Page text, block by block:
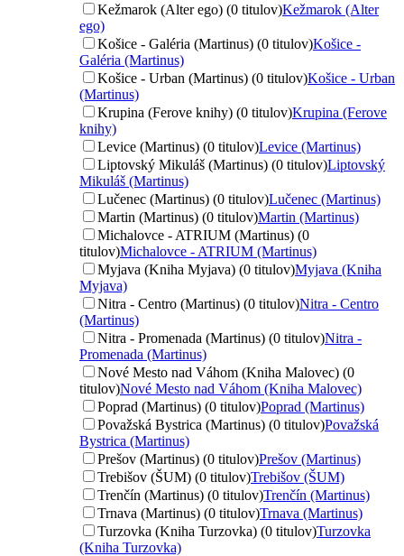
Kežmarok (Alter ego) (0 titulov)Kežmarok (Alter
ego)
Košice - Galéria (Martinus) (0 titulov)Košice -
Galéria (Martinus)
Košice - Urban (Martinus) (0 titulov)Košice - Urban
(Martinus)
Krupina (Ferove knihy) (0 titulov)Krupina (Ferove
knihy)
Levice (Martinus) (0 titulov)Levice (Martinus)
Liptovský Mikuláš (Martinus) (0 titulov)Liptovský
Mikuláš (Martinus)
Lučenec (Martinus) (0 titulov)Lučenec (Martinus)
Martin (Martinus) (0 titulov)Martin (Martinus)
Michalovce - ATRIUM (Martinus) (0
titulov)Michalovce - ATRIUM (Martinus)
Myjava (Kniha Myjava) (0 titulov)Myjava (Kniha
Myjava)
Nitra - Centro (Martinus) (0 titulov)Nitra - Centro
(Martinus)
Nitra - Promenada (Martinus) (0 titulov)Nitra -
Promenada (Martinus)
Nové Mesto nad Váhom (Kniha Malovec) (0
titulov)Nové Mesto nad Váhom (Kniha Malovec)
Poprad (Martinus) (0 titulov)Poprad (Martinus)
Považská Bystrica (Martinus) (0 titulov)Považská
Bystrica (Martinus)
Prešov (Martinus) (0 titulov)Prešov (Martinus)
Trebišov (ŠUM) (0 titulov)Trebišov (ŠUM)
Trenčín (Martinus) (0 titulov)Trenčín (Martinus)
Trnava (Martinus) (0 titulov)Trnava (Martinus)
Turzovka (Kniha Turzovka) (0 titulov)Turzovka
(Kniha Turzovka)